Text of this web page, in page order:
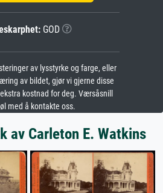
GOD
av lysstyrke og farge, eller
av bildet, gjør vi gjerne disse
kostnad for deg. Værsåsnill
med å kontakte oss.
av Carleton E. Watkins